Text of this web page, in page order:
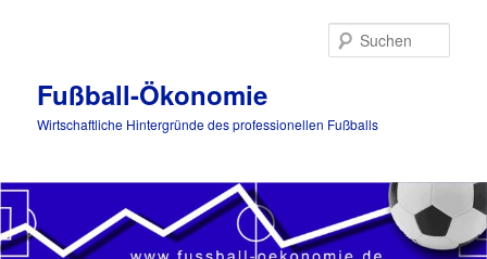
Fußball-Ökonomie
Wirtschaftliche Hintergründe des professionellen Fußballs